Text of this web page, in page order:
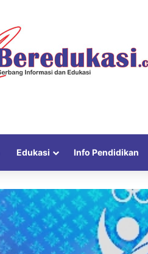
Edukasi Info Pendidikan